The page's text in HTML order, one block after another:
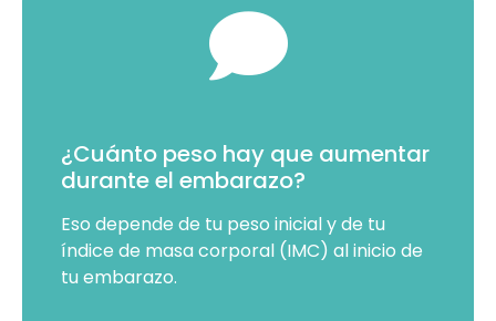
¿Cuánto peso hay que aumentar
durante el embarazo?
Eso depende de tu peso inicial y de tu
índice de masa corporal (IMC) al inicio de
tu embarazo.